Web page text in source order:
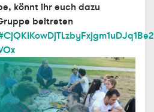
könnt ihr euch dazu
beitreten